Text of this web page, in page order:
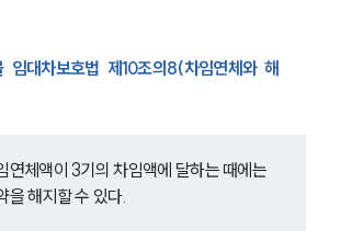
업무사례
법률정보
법률지식인
고객후기
대차보호법 제10조의8(차임연체와 해
연체액이 3기의 차임액에 달하는 때에는
을 해지할 수 있다.